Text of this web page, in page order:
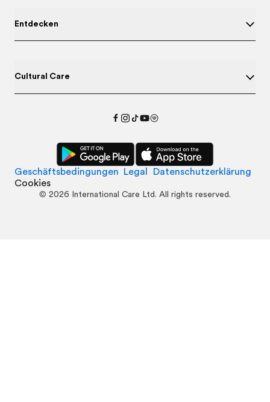
Entdecken
Cultural Care
Geschäftsbedingungen Legal
Datenschutzerklärung
Cookies
© 2026 International Care Ltd. All rights reserved.